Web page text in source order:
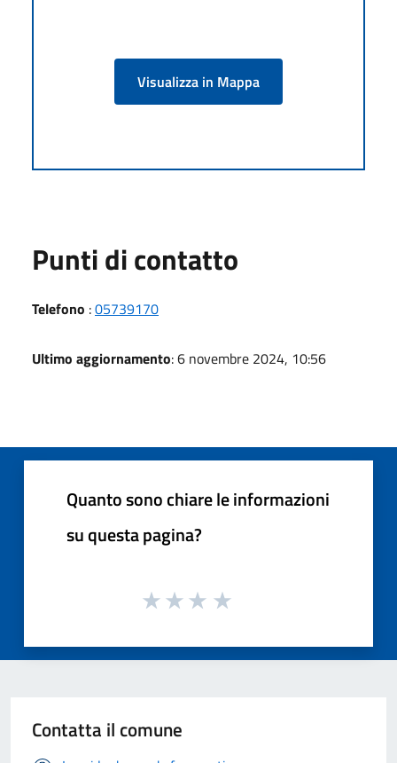
Visualizza in Mappa
Punti di contatto
Telefono :05739170
Ultimo aggiornamento: 6 novembre 2024, 10:56
Quanto sono chiare le informazioni
su questa pagina?
Contatta il comune